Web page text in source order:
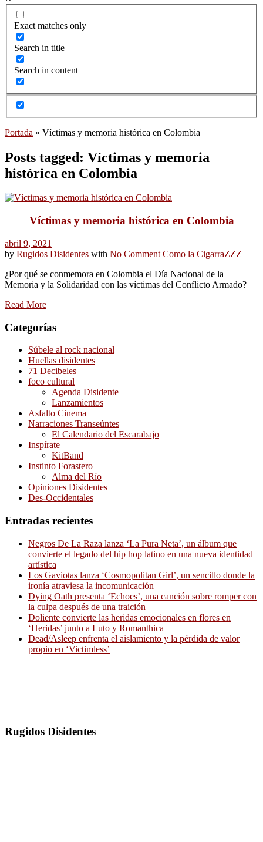
Exact matches only
Search in title
Search in content
Portada » Víctimas y memoria histórica en Colombia
Posts tagged: Víctimas y memoria
histórica en Colombia
Víctimas y memoria histórica en Colombia
abril 9, 2021
by Rugidos Disidentes with No Comment Como la CigarraZZZ
¿Por qué se conmemora en Colombia el Día Nacional de la
Memoria y la Solidaridad con las víctimas del Conflicto Armado?
Read More
Categorías
Súbele al rock nacional
Huellas disidentes
71 Decibeles
foco cultural
Agenda Disidente
Lanzamientos
Asfalto Cinema
Narraciones Transeúntes
El Calendario del Escarabajo
Inspírate
KitBand
Instinto Forastero
Alma del Río
Opiniones Disidentes
Des-Occidentales
Entradas recientes
Negros De La Raza lanza ‘La Pura Neta’, un álbum que
convierte el legado del hip hop latino en una nueva identidad
artística
Los Gaviotas lanza ‘Cosmopolitan Girl’, un sencillo donde la
ironía atraviesa la incomunicación
Dying Oath presenta ‘Echoes’, una canción sobre romper con
la culpa después de una traición
Doliente convierte las heridas emocionales en flores en
‘Heridas’ junto a Luto y Romanthica
Dead/Asleep enfrenta el aislamiento y la pérdida de valor
propio en ‘Victimless’
Rugidos Disidentes